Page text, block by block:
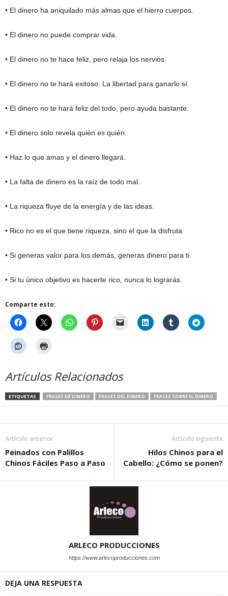
• El dinero ha aniquilado más almas que el hierro cuerpos.
• El dinero no puede comprar vida.
• El dinero no te hace feliz, pero relaja los nervios.
• El dinero no te hará exitoso. La libertad para ganarlo sí.
• El dinero no te hará feliz del todo, pero ayuda bastante.
• El dinero solo revela quién es quién.
• Haz lo que amas y el dinero llegará.
• La falta de dinero es la raíz de todo mal.
• La riqueza fluye de la energía y de las ideas.
• Rico no es el que tiene riqueza, sino el que la disfruta.
• Si generas valor para los demás, generas dinero para ti.
• Si tu único objetivo es hacerte rico, nunca lo lograrás.
Comparte esto:
Artículos Relacionados
ETIQUETAS FRASES DE DINERO FRASES DEL DINERO FRASES SOBRE EL DINERO
Artículo anterior
Peinados con Palillos
Chinos Fáciles Paso a Paso
Artículo siguiente
Hilos Chinos para el
Cabello: ¿Cómo se ponen?
ARLECO PRODUCCIONES
https://www.arlecoproducciones.com
DEJA UNA RESPUESTA